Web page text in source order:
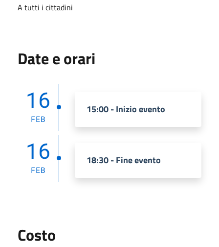
A tutti i cittadini
Date e orari
16
FEB
15:00 - Inizio evento
16
FEB
18:30 - Fine evento
Costo